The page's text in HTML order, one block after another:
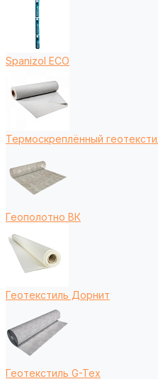
Spanizol ECO
Термоскреплённый
Геополотно ВК
Геотекстиль Дорнит
Геотекстиль G-Tex